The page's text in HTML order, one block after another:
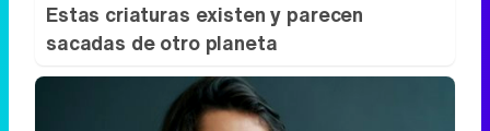
Estas criaturas existen y parecen
sacadas de otro planeta